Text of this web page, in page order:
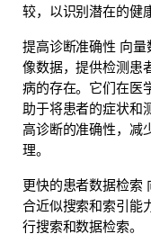
较，以识别潜在的健
提高诊断准确性 向
像数据，提供检测患
病的存在。它们在医
助于将患者的症状和
高诊断的准确性，减
理。
更快的患者数据检索
合近似搜索和索引能
行搜索和数据检索。